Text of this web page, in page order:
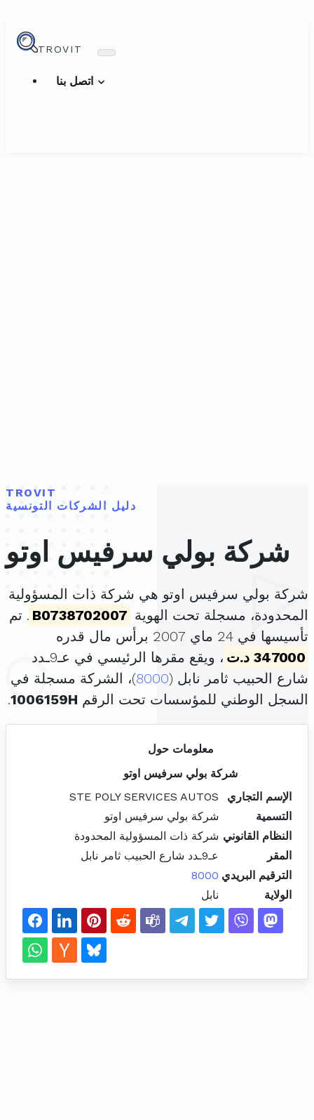
TROVIT
TROVIT
دليل الشركات التونسية
شركة بولي سرفيس اوتو
شركة بولي سرفيس اوتو هي شركة ذات المسؤولية
المحدودة، مسجلة تحت الهوية B0738702007 . تم
تأسيسها في 24 ماي 2007 برأس مال قدره
347000 د.ت
، ويقع مقرها الرئيسي في عـ9ـدد
شارع الحبيب ثامر نابل (8000)، الشركة مسجلة في
السجل الوطني للمؤسسات تحت الرقم 1006159H
.
معلومات حول
شركة بولي سرفيس اوتو
الإسم التجاري
STE POLY SERVICES AUTOS
التسمية
شركة بولي سرفيس اوتو
النظام القانوني شركة ذات المسؤولية المحدودة
المقر
عـ9ـدد شارع الحبيب ثامر نابل
الترقيم البريدي 8000
الولاية
نابل